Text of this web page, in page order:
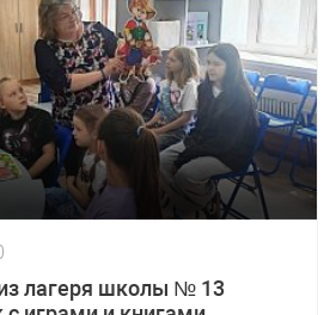
лагеря школы № 13